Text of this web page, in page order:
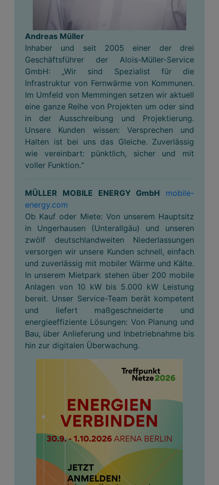
Andreas Müller
Inhaber und seit 2005 einer der drei
Geschäftsführer der Alois-Müller-Service
GmbH: „Wir sind Spezialist für die
Infrastruktur von Fernwärme von Kommunen.
Im Umfeld von Memmingen setzen wir aktuell
eine ganze Reihe von Projekten um oder sind
in der Ausschreibung und Projektierung.
Unsere Kunden wissen: Versprechen und
Halten ist bei uns das Gleiche. Zuverlässig
wie vereinbart: pünktlich, sicher und mit
voller Funktion.“
MÜLLER MOBILE ENERGY GmbH
mobile-
energy.com
Ob Kauf oder Miete: Von unserem Hauptsitz
in Ungerhausen (Unterallgäu) und unseren
zwölf deutschlandweiten Niederlassungen
versorgen wir unsere Kunden schnell, einfach
und zuverlässig mit mobiler Wärme und Kälte.
In unserem Mietpark stehen über 200 mobile
Anlagen von 10 kW bis 5.000 kW Leistung
bereit. Unser Service-Team berät kompetent
und liefert maßgeschneiderte und
energieeffiziente Lösungen: Von Planung und
Bau, über Anlieferung und Inbetriebnahme bis
hin zur digitalen Überwachung.